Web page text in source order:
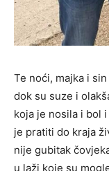
Te noći, majka i
dok su suze i
koja je nosila i bol
je pratiti do kraja
nije gubitak
u laži koje su